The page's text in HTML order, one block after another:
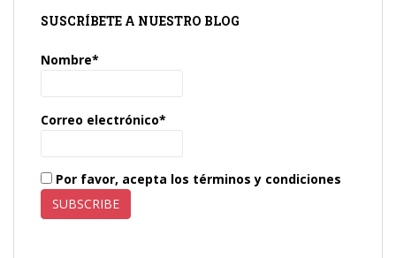
SUSCRÍBETE A NUESTRO BLOG
Nombre*
Correo electrónico*
Por favor, acepta los términos y condiciones